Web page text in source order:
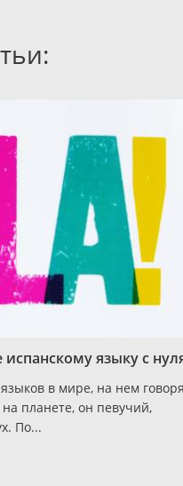
языку с
в мире, на нем
планете, он певучий,
По...